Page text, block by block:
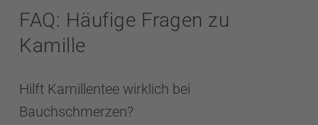
FAQ: Häufige Fragen zu
Kamille
Hilft Kamillentee wirklich bei
Bauchschmerzen?